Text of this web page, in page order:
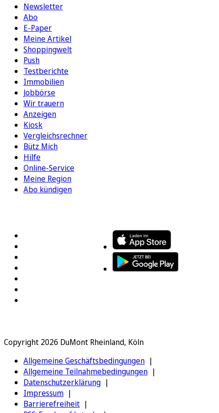
Newsletter
Abo
E-Paper
Meine Artikel
Shoppingwelt
Push
Testberichte
Immobilien
Jobbörse
Wir trauern
Anzeigen
Kiosk
Vergleichsrechner
Bütz Mich
Hilfe
Online-Service
Meine Region
Abo kündigen
Copyright 2026 DuMont Rheinland, Köln
Allgemeine Geschäftsbedingungen
Allgemeine Teilnahmebedingungen
Datenschutzerklärung
Impressum
Barrierefreiheit